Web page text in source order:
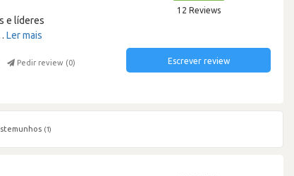
e líderes
Ler mais
Pedir review (0)
12 Reviews
Escrever review
(1)